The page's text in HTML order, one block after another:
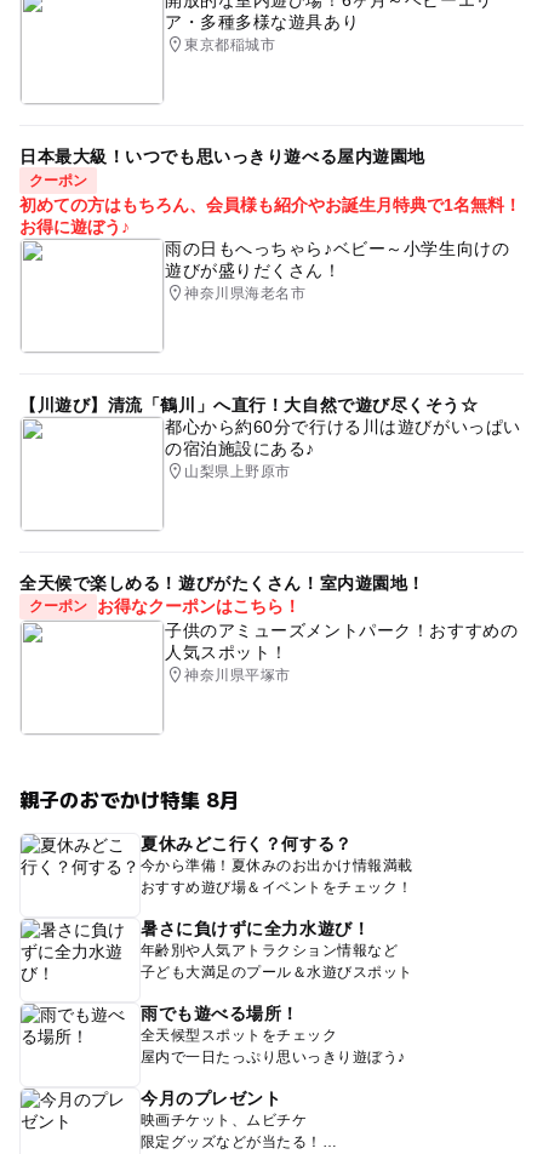
ア・多種多様な遊具あり
東京都稲城市
日本最大級！いつでも思いっきり遊べる屋内遊園地
クーポン
初めての方はもちろん、会員様も紹介やお誕生月特典で1名無料！
お得に遊ぼう♪
雨の日もへっちゃら♪ベビー～小学生向けの
遊びが盛りだくさん！
神奈川県海老名市
【川遊び】清流「鶴川」へ直行！大自然で遊び尽くそう☆
都心から約60分で行ける川は遊びがいっぱい
の宿泊施設にある♪
山梨県上野原市
全天候で楽しめる！遊びがたくさん！室内遊園地！
クーポン
お得なクーポンはこちら！
子供のアミューズメントパーク！おすすめの
人気スポット！
神奈川県平塚市
親子のおでかけ特集 8月
夏休みどこ行く？何する？
今から準備！夏休みのお出かけ情報満載
おすすめ遊び場＆イベントをチェック！
暑さに負けずに全力水遊び！
年齢別や人気アトラクション情報など
子ども大満足のプール＆水遊びスポット
雨でも遊べる場所！
全天候型スポットをチェック
屋内で一日たっぷり思いっきり遊ぼう♪
今月のプレゼント
映画チケット、ムビチケ
限定グッズなどが当たる！